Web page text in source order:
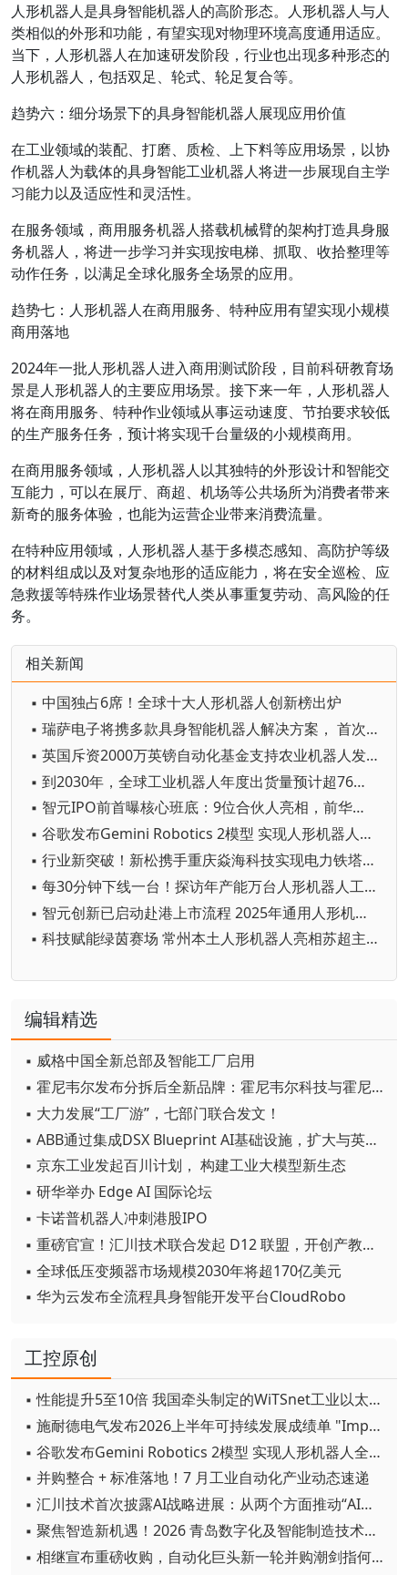
人形机器人是具身智能机器人的高阶形态。人形机器人与人
类相似的外形和功能，有望实现对物理环境高度通用适应。
当下，人形机器人在加速研发阶段，行业也出现多种形态的
人形机器人，包括双足、轮式、轮足复合等。
趋势六：细分场景下的具身智能机器人展现应用价值
在工业领域的装配、打磨、质检、上下料等应用场景，以协
作机器人为载体的具身智能工业机器人将进一步展现自主学
习能力以及适应性和灵活性。
在服务领域，商用服务机器人搭载机械臂的架构打造具身服
务机器人，将进一步学习并实现按电梯、抓取、收拾整理等
动作任务，以满足全球化服务全场景的应用。
趋势七：人形机器人在商用服务、特种应用有望实现小规模
商用落地
2024年一批人形机器人进入商用测试阶段，目前科研教育场
景是人形机器人的主要应用场景。接下来一年，人形机器人
将在商用服务、特种作业领域从事运动速度、节拍要求较低
的生产服务任务，预计将实现千台量级的小规模商用。
在商用服务领域，人形机器人以其独特的外形设计和智能交
互能力，可以在展厅、商超、机场等公共场所为消费者带来
新奇的服务体验，也能为运营企业带来消费流量。
在特种应用领域，人形机器人基于多模态感知、高防护等级
的材料组成以及对复杂地形的适应能力，将在安全巡检、应
急救援等特殊作业场景替代人类从事重复劳动、高风险的任
务。
相关新闻
▪ 中国独占6席！全球十大人形机器人创新榜出炉
▪ 瑞萨电子将携多款具身智能机器人解决方案， 首次亮相2026中国具身智能机器人产业大会
▪ 英国斥资2000万英镑自动化基金支持农业机器人发展
▪ 到2030年，全球工业机器人年度出货量预计超76万台
▪ 智元IPO前首曝核心班底：9位合伙人亮相，前华为谷歌腾讯高管集结
▪ 谷歌发布Gemini Robotics 2模型 实现人形机器人全身智能控制突破
▪ 行业新突破！新松携手重庆焱海科技实现电力铁塔塔脚等级焊缝智能焊接
▪ 每30分钟下线一台！探访年产能万台人形机器人工厂
▪ 智元创新已启动赴港上市流程 2025年通用人形机器人出货量超5100台
▪ 科技赋能绿茵赛场 常州本土人形机器人亮相苏超主场
编辑精选
▪ 威格中国全新总部及智能工厂启用
▪ 霍尼韦尔发布分拆后全新品牌：霍尼韦尔科技与霍尼韦尔航空航天
▪ 大力发展“工厂游”，七部门联合发文！
▪ ABB通过集成DSX Blueprint AI基础设施，扩大与英伟达的合作
▪ 京东工业发起百川计划， 构建工业大模型新生态
▪ 研华举办 Edge AI 国际论坛
▪ 卡诺普机器人冲刺港股IPO
▪ 重磅官宣！汇川技术联合发起 D12 联盟，开创产教融合新范式
▪ 全球低压变频器市场规模2030年将超170亿美元
▪ 华为云发布全流程具身智能开发平台CloudRobo
工控原创
▪ 性能提升5至10倍 我国牵头制定的WiTSnet工业以太网国际标准正式发布
▪ 施耐德电气发布2026上半年可持续发展成绩单 "Impact 2030"路线图开局稳健
▪ 谷歌发布Gemini Robotics 2模型 实现人形机器人全身智能控制突破
▪ 并购整合 + 标准落地！7 月工业自动化产业动态速递
▪ 汇川技术首次披露AI战略进展：从两个方面推动“AI业务化”落地
▪ 聚焦智造新机遇！2026 青岛数字化及智能制造技术论坛圆满落幕
▪ 相继宣布重磅收购，自动化巨头新一轮并购潮剑指何方？